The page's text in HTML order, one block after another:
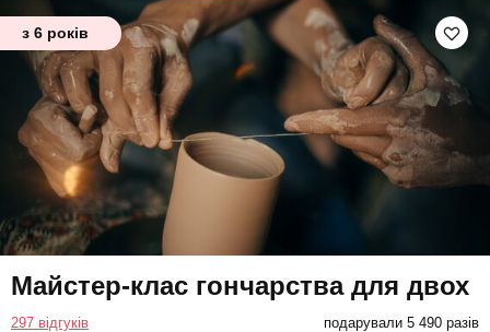
з 6 років
Майстер-клас гончарства для двох
297 відгуків подарували 5 490 разів